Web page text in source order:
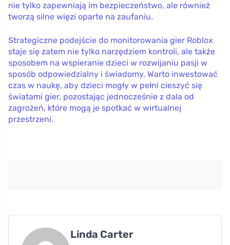
nie tylko zapewniają im bezpieczeństwo, ale również
tworzą silne więzi oparte na zaufaniu.
Strategiczne podejście do monitorowania gier Roblox
staje się zatem nie tylko narzędziem kontroli, ale także
sposobem na wspieranie dzieci w rozwijaniu pasji w
sposób odpowiedzialny i świadomy. Warto inwestować
czas w naukę, aby dzieci mogły w pełni cieszyć się
światami gier, pozostając jednocześnie z dala od
zagrożeń, które mogą je spotkać w wirtualnej
przestrzeni.
Linda Carter